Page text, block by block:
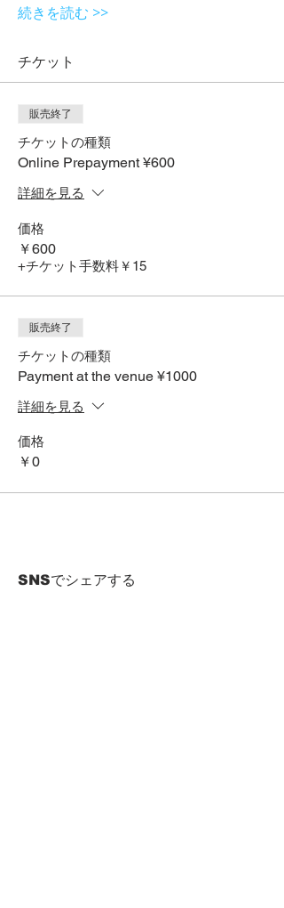
続きを読む >>
チケット
販売終了
チケットの種類
Online Prepayment ¥600
詳細を見る
価格
￥600
+チケット手数料￥15
販売終了
チケットの種類
Payment at the venue ¥1000
詳細を見る
価格
￥0
SNSでシェアする